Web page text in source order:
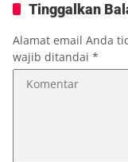
Tinggalkan
Alamat email Anda
wajib ditandai *